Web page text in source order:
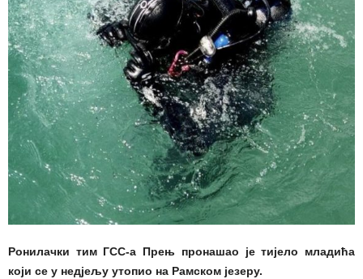
Ронилачки тим ГСС-а Прењ пронашао је тијело младића
који се у недјељу утопио на Рамском језеру.